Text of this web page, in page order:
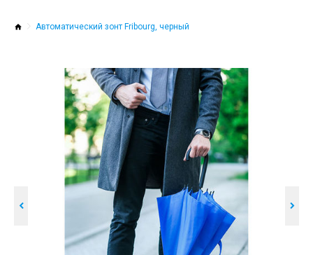
Автоматический зонт Fribourg, черный